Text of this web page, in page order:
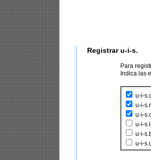
Registrar u-i-s.
Para
Indica las
u-i-
u-i-
u-i-
u-i-
u-i-
u-i-